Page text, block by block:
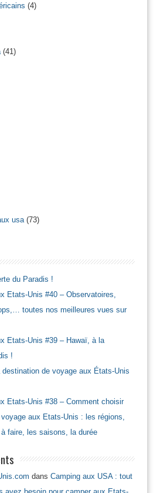
(4)
(41)
usa(73)
du Paradis !
Etats-Unis #40 – Observatoires,
toutes nos meilleures vues sur
Etats-Unis #39 – Hawaï, à la
!
de voyage aux États-Unis
Etats-Unis #38 – Comment choisir
aux Etats-Unis : les régions,
faire, les saisons, la durée
dans Camping aux USA : tout